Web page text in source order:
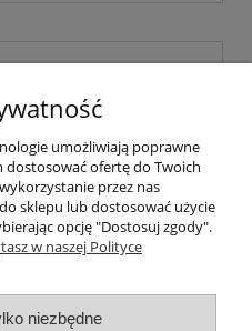
HOME )
umożliwiają poprawne
dostosować ofertę do Twoich
przez nas
sklepu lub dostosować użycie
opcję "Dostosuj zgody".
w naszej Polityce
niezbędne